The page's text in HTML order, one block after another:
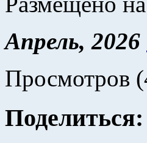
Апрель, 2026
Просмотров
Поделиться: